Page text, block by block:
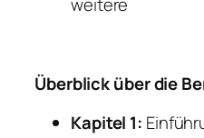
Überblick über die
Kapitel 1: